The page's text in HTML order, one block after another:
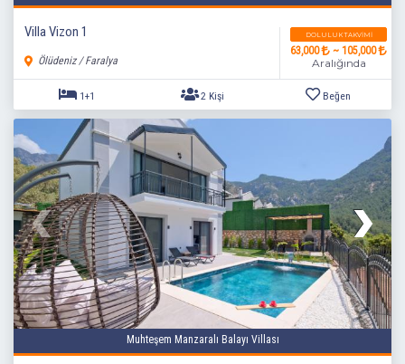
2+1 4 Kişi Beğen
Villa Vizon 1
Ölüdeniz / Faralya
DOLULUK TAKVIMI
63,000 ~ 105,000
Aralığında
Muhteşem Manzaralı Balayı Villası